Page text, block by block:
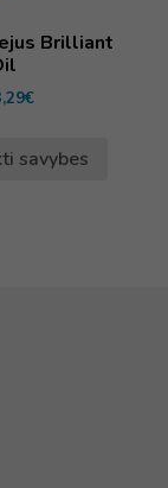
Brilliant
€
savybes